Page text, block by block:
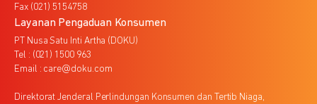
Fax (021) 5154758
Layanan Pengaduan Konsumen
PT Nusa Satu Inti Artha (DOKU)
Tel : (021) 1500 963
Email : care@doku.com
Direktorat Jenderal Perlindungan Konsumen dan Tertib Niaga,